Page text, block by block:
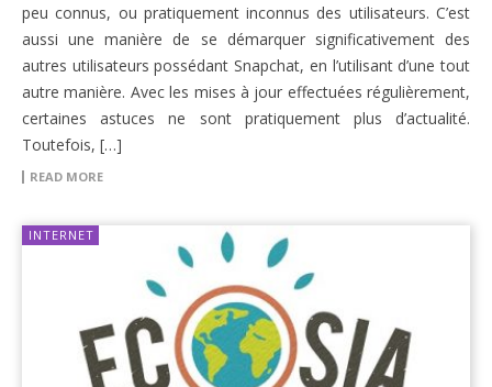
peu connus, ou pratiquement inconnus des utilisateurs. C’est
aussi une manière de se démarquer significativement des
autres utilisateurs possédant Snapchat, en l’utilisant d’une tout
autre manière. Avec les mises à jour effectuées régulièrement,
certaines astuces ne sont pratiquement plus d’actualité.
Toutefois, […]
READ MORE
INTERNET